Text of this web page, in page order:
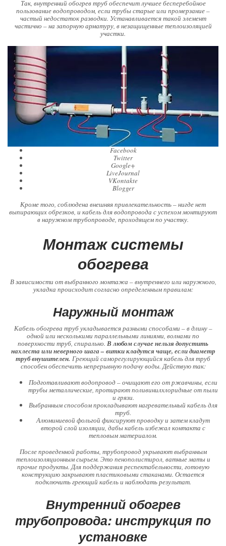
Так, внутренний обогрев труб обеспечит лучшее бесперебойное
пользование водопроводом, если трубы старые или промерзание –
частый недостаток разводки. Устанавливается такой элемент
частично – на запорную арматуру, в незащищенные теплоизоляцией
участки.
Facebook
Twitter
Google+
LiveJournal
VKontakte
Blogger
Кроме того, соблюдена внешняя привлекательность – нигде нет
выпирающих обрезков, и кабель для водопровода с успехом монтируют
в наружном трубопроводе, проходящем по участку.
Монтаж системы
обогрева
В зависимости от выбранного монтажа – внутреннего или наружного,
укладка происходит согласно определенным правилам:
Наружный монтаж
Кабель обогрева труб укладывается разными способами – в длину –
одной или несколькими параллельными линиями, волнами по
поверхности труб, спирально. В любом случае нельзя допустить
нахлеста или неверного шага – витки кладутся чаще, если диаметр
труб внушителен. Греющий саморегулирующийся кабель для труб
способен обеспечить непрерывную подачу воды. Действую так:
Подготавливают водопровод – очищают его от ржавчины, если
трубы металлические, протирают поливинилхлоридные от пыли
и грязи.
Выбранным способом прокладывают нагревательный кабель для
труб.
Алюминиевой фольгой фиксируют проводку и затем кладут
второй слой изоляции, дабы кабель избежал контакта с
тепловым материалом.
После проведенной работы, трубопровод укрывают выбранным
теплоизоляционным сырьем. Это пенополистирол, ватные маты и
прочие продукты. Для поддержания респектабельности, готовую
конструкцию закрывают пластиковыми стаканами. Остается
подключить греющий кабель и наблюдать результат.
Внутренний обогрев
трубопровода: инструкция по
установке